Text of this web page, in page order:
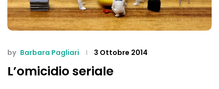
by Barbara Pagliari 3 Ottobre 2014
L’omicidio seriale